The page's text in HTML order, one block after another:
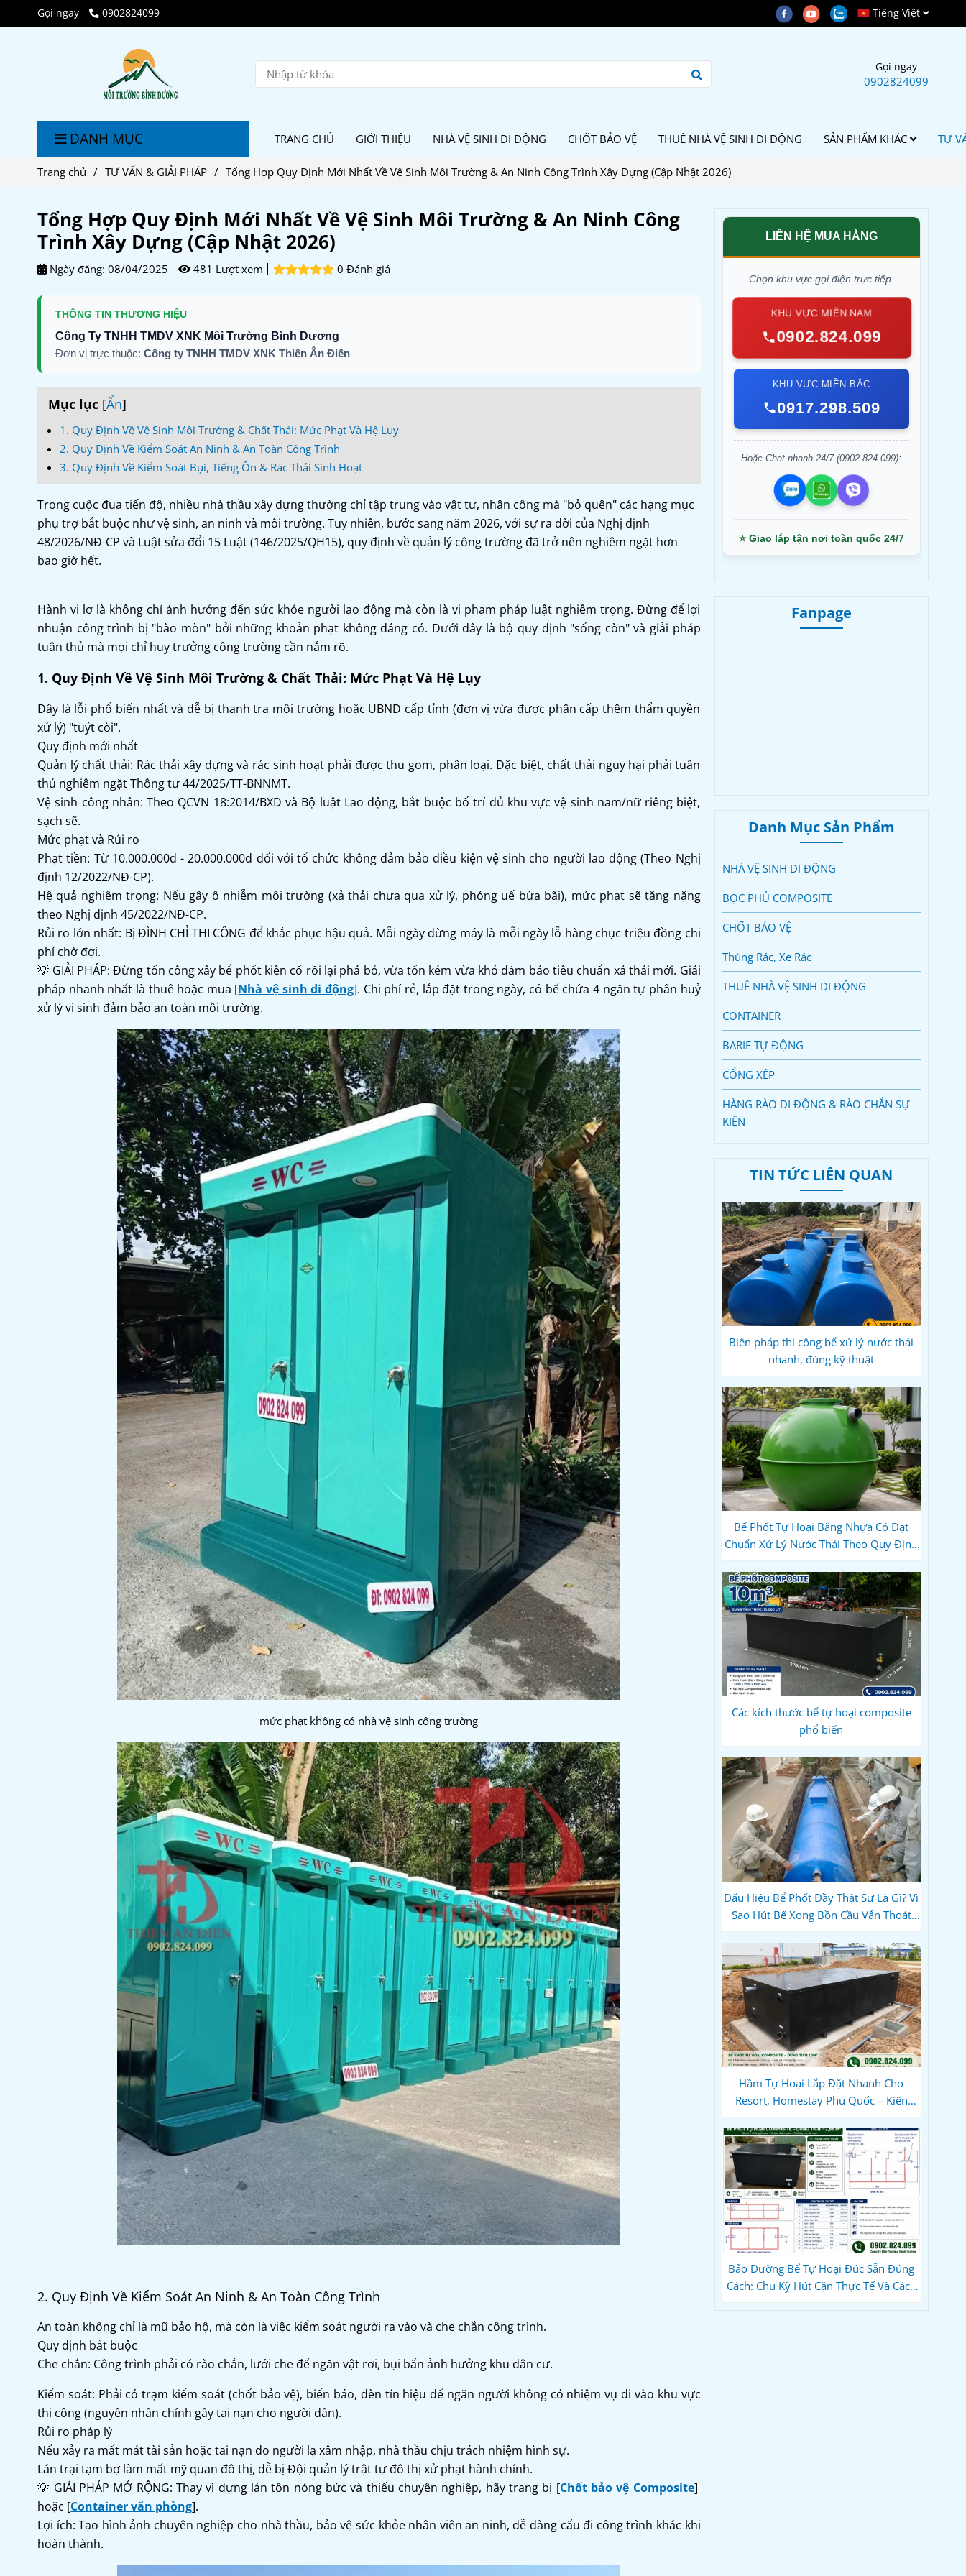
Gọi ngay 0902824099 Tiếng Việt
Gọi ngay
0902824099
DANH MỤC TRANG CHỦ GIỚI THIỆU NHÀ VỆ SINH DI ĐỘNG CHỐT BẢO VỆ THUÊ NHÀ VỆ SINH DI ĐỘNG SẢN PHẨM KHÁC TƯ
Trang chủ / TƯ VẤN & GIẢI PHÁP / Tổng Hợp Quy Định Mới Nhất Về Vệ Sinh Môi Trường & An Ninh Công Trình Xây Dựng (Cập Nhật 2026)
Tổng Hợp Quy Định Mới Nhất Về Vệ Sinh Môi Trường & An Ninh Công
Trình Xây Dựng (Cập Nhật 2026)
Ngày đăng: 08/04/2025 481 Lượt xem 0 Đánh giá
THÔNG TIN THƯƠNG HIỆU
Công Ty TNHH TMDV XNK Môi Trường Bình Dương
Đơn vị trực thuộc: Công ty TNHH TMDV XNK Thiên Ân Điển
Mục lục [Ẩn]
1. Quy Định Về Vệ Sinh Môi Trường & Chất Thải: Mức Phạt Và Hệ Lụy
2. Quy Định Về Kiểm Soát An Ninh & An Toàn Công Trình
3. Quy Định Về Kiểm Soát Bụi, Tiếng Ồn & Rác Thải Sinh Hoạt
Trong cuộc đua tiến độ, nhiều nhà thầu xây dựng thường chỉ tập trung vào vật tư, nhân công mà "bỏ quên" các hạng mục
phụ trợ bắt buộc như vệ sinh, an ninh và môi trường. Tuy nhiên, bước sang năm 2026, với sự ra đời của Nghị định
48/2026/NĐ-CP và Luật sửa đổi 15 Luật (146/2025/QH15), quy định về quản lý công trường đã trở nên nghiêm ngặt hơn
bao giờ hết.
Hành vi lơ là không chỉ ảnh hưởng đến sức khỏe người lao động mà còn là vi phạm pháp luật nghiêm trọng. Đừng để lợi
nhuận công trình bị "bào mòn" bởi những khoản phạt không đáng có. Dưới đây là bộ quy định "sống còn" và giải pháp
tuân thủ mà mọi chỉ huy trưởng công trường cần nắm rõ.
1. Quy Định Về Vệ Sinh Môi Trường & Chất Thải: Mức Phạt Và Hệ Lụy
Đây là lỗi phổ biến nhất và dễ bị thanh tra môi trường hoặc UBND cấp tỉnh (đơn vị vừa được phân cấp thêm thẩm quyền
xử lý) "tuýt còi".
Quy định mới nhất
Quản lý chất thải: Rác thải xây dựng và rác sinh hoạt phải được thu gom, phân loại. Đặc biệt, chất thải nguy hại phải tuân
thủ nghiêm ngặt Thông tư 44/2025/TT-BNNMT.
Vệ sinh công nhân: Theo QCVN 18:2014/BXD và Bộ luật Lao động, bắt buộc bố trí đủ khu vực vệ sinh nam/nữ riêng biệt,
sạch sẽ.
Mức phạt và Rủi ro
Phạt tiền: Từ 10.000.000đ - 20.000.000đ đối với tổ chức không đảm bảo điều kiện vệ sinh cho người lao động (Theo Nghị
định 12/2022/NĐ-CP).
Hệ quả nghiêm trọng: Nếu gây ô nhiễm môi trường (xả thải chưa qua xử lý, phóng uế bừa bãi), mức phạt sẽ tăng nặng
theo Nghị định 45/2022/NĐ-CP.
Rủi ro lớn nhất: Bị ĐÌNH CHỈ THI CÔNG để khắc phục hậu quả. Mỗi ngày dừng máy là mỗi ngày lỗ hàng chục triệu đồng chi
phí chờ đợi.
💡 GIẢI PHÁP: Đừng tốn công xây bể phốt kiên cố rồi lại phá bỏ, vừa tốn kém vừa khó đảm bảo tiêu chuẩn xả thải mới. Giải
pháp nhanh nhất là thuê hoặc mua [Nhà vệ sinh di động]. Chi phí rẻ, lắp đặt trong ngày, có bể chứa 4 ngăn tự phân huỷ
xử lý vi sinh đảm bảo an toàn môi trường.
mức phạt không có nhà vệ sinh công trường
2. Quy Định Về Kiểm Soát An Ninh & An Toàn Công Trình
An toàn không chỉ là mũ bảo hộ, mà còn là việc kiểm soát người ra vào và che chắn công trình.
Quy định bắt buộc
Che chắn: Công trình phải có rào chắn, lưới che để ngăn vật rơi, bụi bẩn ảnh hưởng khu dân cư.
Kiểm soát: Phải có trạm kiểm soát (chốt bảo vệ), biển báo, đèn tín hiệu để ngăn người không có nhiệm vụ đi vào khu vực
thi công (nguyên nhân chính gây tai nạn cho người dân).
Rủi ro pháp lý
Nếu xảy ra mất mát tài sản hoặc tai nạn do người lạ xâm nhập, nhà thầu chịu trách nhiệm hình sự.
Lán trại tạm bợ làm mất mỹ quan đô thị, dễ bị Đội quản lý trật tự đô thị xử phạt hành chính.
💡 GIẢI PHÁP MỞ RỘNG: Thay vì dựng lán tôn nóng bức và thiếu chuyên nghiệp, hãy trang bị [Chốt bảo vệ Composite]
hoặc [Container văn phòng].
Lợi ích: Tạo hình ảnh chuyên nghiệp cho nhà thầu, bảo vệ sức khỏe nhân viên an ninh, dễ dàng cẩu đi công trình khác khi
hoàn thành.
LIÊN HỆ MUA HÀNG
Chọn khu vực gọi điện trực tiếp:
KHU VỰC MIỀN NAM
0902.824.099
KHU VỰC MIỀN BẮC
0917.298.509
Hoặc Chat nhanh 24/7 (0902.824.099):
⭐ Giao lắp tận nơi toàn quốc 24/7
Fanpage
Danh Mục Sản Phẩm
NHÀ VỆ SINH DI ĐỘNG
BỌC PHỦ COMPOSITE
CHỐT BẢO VỆ
Thùng Rác, Xe Rác
THUÊ NHÀ VỆ SINH DI ĐỘNG
CONTAINER
BARIE TỰ ĐỘNG
CỔNG XẾP
HÀNG RÀO DI ĐỘNG & RÀO CHẮN SỰ
KIỆN
TIN TỨC LIÊN QUAN
Biện pháp thi công bể xử lý nước thải
nhanh, đúng kỹ thuật
Bể Phốt Tự Hoại Bằng Nhựa Có Đạt
Chuẩn Xử Lý Nước Thải Theo Quy Định
Các kích thước bể tự hoại composite
phổ biến
Dấu Hiệu Bể Phốt Đầy Thật Sự Là Gì? Vì
Sao Hút Bể Xong Bồn Cầu Vẫn Thoát
Hầm Tự Hoại Lắp Đặt Nhanh Cho
Resort, Homestay Phú Quốc – Kiên
Tối Ưu Tiến Độ Du Lịch
Bảo Dưỡng Bể Tự Hoại Đúc Sẵn Đúng
Cách: Chu Kỳ Hút Cặn Thực Tế Và Cách